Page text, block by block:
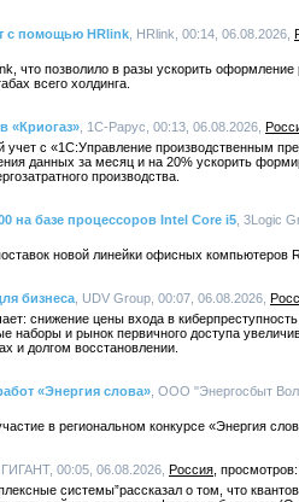
с помощью HRlink , HRlink, 00:14, 06.08.2026,
что позволило в разы ускорить оформление
всего холдинга.
«Криогаз» , 1С-Рарус, 00:13, 06.08.2026,
с «1С:Управление производственным
данных за месяц и на 20% ускорить
производства.
на базе процессоров Intel Core i5 , 3Logic
новой линейки офисных компьютеров
бизнеса , UDV Group, 00:07, 06.08.2026,
снижение цены входа в
и рынок первичного доступа
и долгом восстановлении.
«Энергия слова» , ООО "Энергосбыт
в региональном конкурсе «Энергия
, ГИГАНТ, 00:05, 06.08.2026, Россия
системы”рассказал о том, что